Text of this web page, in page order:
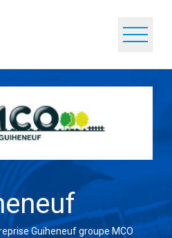
Guiheneuf groupe MCO